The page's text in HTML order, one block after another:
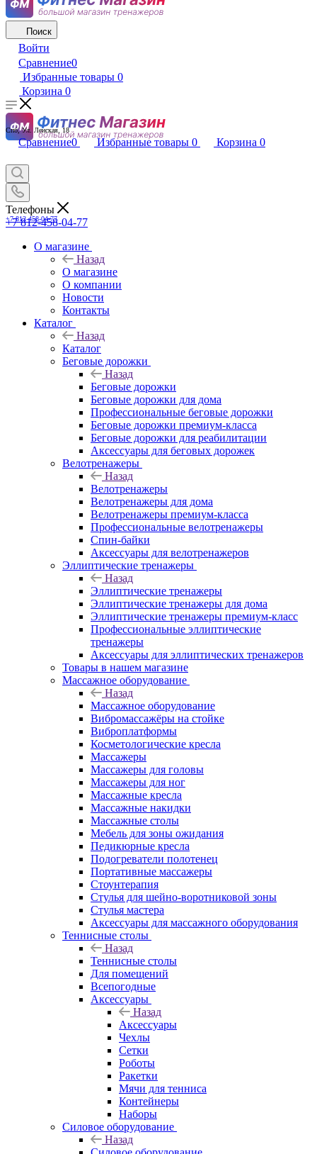
Поиск
Войти
Сравнение0
Избранные товары 0
Корзина 0
Спб, Ул. Ленская, 18
Сравнение0 Избранные товары 0 Корзина 0
+7 812-458-04-77
Телефоны
+7 812-458-04-77
О магазине
Назад
О магазине
О компании
Новости
Контакты
Каталог
Назад
Каталог
Беговые дорожки
Назад
Беговые дорожки
Беговые дорожки для дома
Профессиональные беговые дорожки
Беговые дорожки премиум-класса
Беговые дорожки для реабилитации
Аксессуары для беговых дорожек
Велотренажеры
Назад
Велотренажеры
Велотренажеры для дома
Велотренажеры премиум-класса
Профессиональные велотренажеры
Спин-байки
Аксессуары для велотренажеров
Эллиптические тренажеры
Назад
Эллиптические тренажеры
Эллиптические тренажеры для дома
Эллиптические тренажеры премиум-класс
Профессиональные эллиптические
тренажеры
Аксессуары для эллиптических тренажеров
Товары в нашем магазине
Массажное оборудование
Назад
Массажное оборудование
Вибромассажёры на стойке
Виброплатформы
Косметологические кресла
Массажеры
Массажеры для головы
Массажеры для ног
Массажные кресла
Массажные накидки
Массажные столы
Мебель для зоны ожидания
Педикюрные кресла
Подогреватели полотенец
Портативные массажеры
Стоунтерапия
Стулья для шейно-воротниковой зоны
Стулья мастера
Аксессуары для массажного оборудования
Теннисные столы
Назад
Теннисные столы
Для помещений
Всепогодные
Аксессуары
Назад
Аксессуары
Чехлы
Сетки
Роботы
Ракетки
Мячи для тенниса
Контейнеры
Наборы
Силовое оборудование
Назад